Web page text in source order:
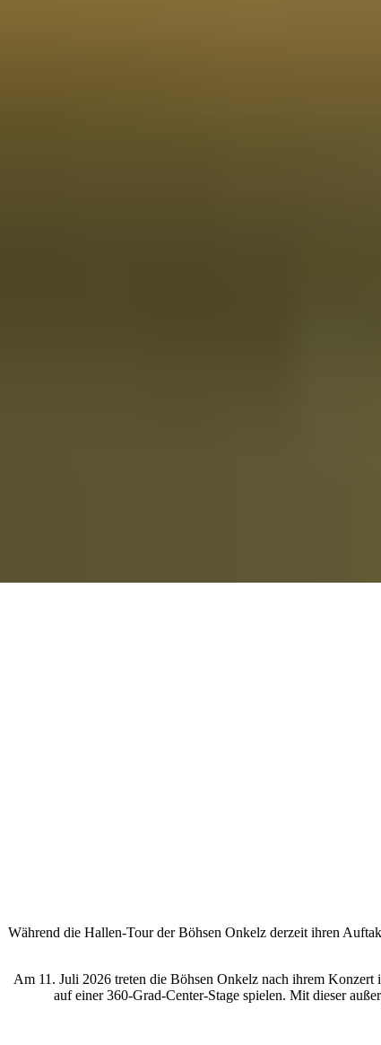
Während die Hallen-Tour der Böhsen Onkelz derzeit ihren
Am 11. Juli 2026 treten die Böhsen Onkelz nach ihrem
auf einer 360-Grad-Center-Stage spielen. Mit dieser